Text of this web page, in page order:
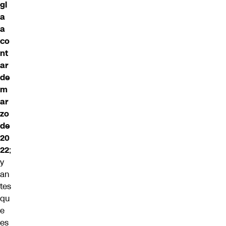
gl
a
a
co
nt
ar
de
m
ar
zo
de
20
22;
y
an
tes
qu
e
es